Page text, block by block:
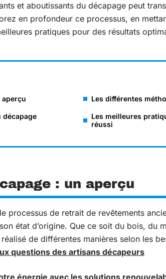
et aboutissants du décapage peut
en profondeur ce processus, en
pratiques pour des résultats
aperçu
décapage
Les différentes
Les meilleures
réussi
: un aperçu
processus de retrait de revêtements
état d’origine. Que ce soit du bois, du
de différentes manières selon les
questions des artisans décapeurs
énergie avec les solutions